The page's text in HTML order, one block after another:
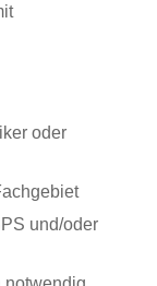
oder
und/oder